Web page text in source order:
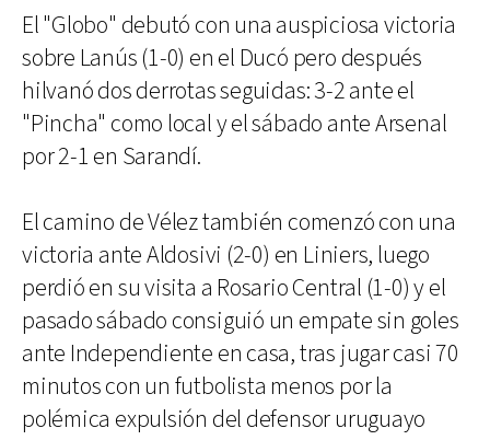
El "Globo" debutó con una auspiciosa victoria
sobre Lanús (1-0) en el Ducó pero después
hilvanó dos derrotas seguidas: 3-2 ante el
"Pincha" como local y el sábado ante Arsenal
por 2-1 en Sarandí.
El camino de Vélez también comenzó con una
victoria ante Aldosivi (2-0) en Liniers, luego
perdió en su visita a Rosario Central (1-0) y el
pasado sábado consiguió un empate sin goles
ante Independiente en casa, tras jugar casi 70
minutos con un futbolista menos por la
polémica expulsión del defensor uruguayo